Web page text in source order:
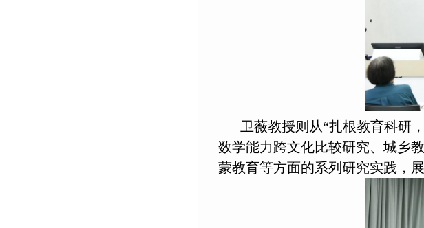
卫薇教授则从“扎根教育科研
数学能力跨文化比较研究、城乡
蒙教育等方面的系列研究实践，